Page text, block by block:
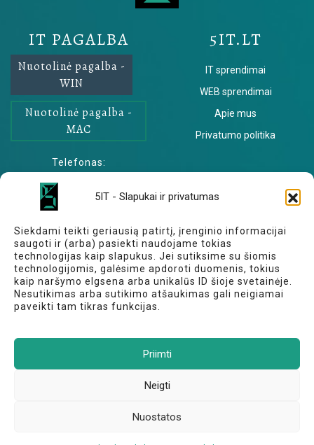
5IT - Slapukai ir privatumas
Siekdami teikti geriausią patirtį, įrenginio informacijai
saugoti ir (arba) pasiekti naudojame tokias
technologijas kaip slapukus. Jei sutiksime su šiomis
technologijomis, galėsime apdoroti duomenis, tokius
kaip naršymo elgsena arba unikalūs ID šioje svetainėje.
Nesutikimas arba sutikimo atšaukimas gali neigiamai
paveikti tam tikras funkcijas.
Priimti
Neigti
Nuostatos
IT PAGALBA
Nuotolinė pagalba -
WIN
Nuotolinė pagalba -
MAC
Telefonas:
El. paštas:
info@5it.lt
5IT.LT
IT sprendimai
WEB sprendimai
Apie mus
Privatumo politika
REKVIZITAI
UAB „Penki projektai“ | 5iT.lt
Adresas: Betygalos g. 6, LT-47183 Kaunas
PVM kodas: LT100012880216